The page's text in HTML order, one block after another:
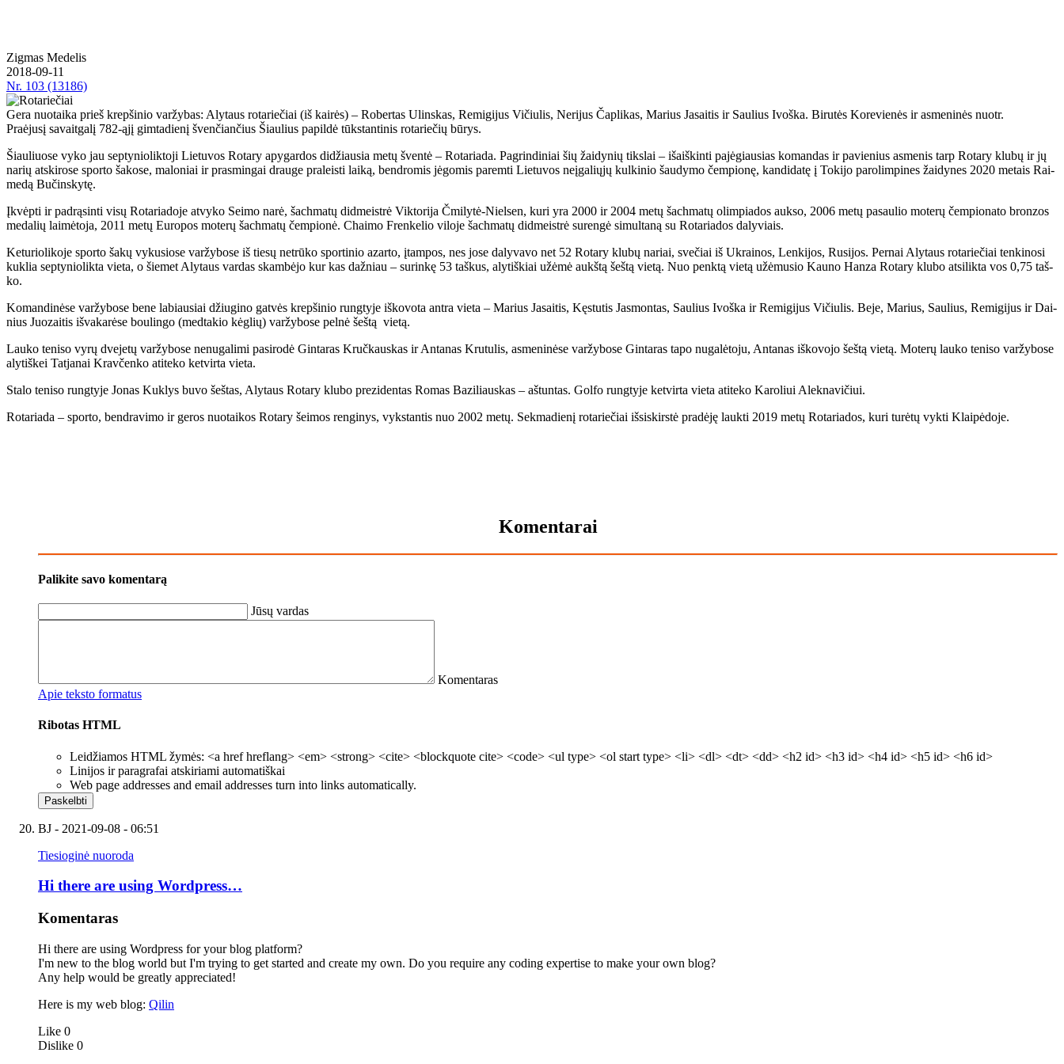
Zig­mas Me­de­lis
2018-09-11
Nr. 103 (13186)
Gera nuotaika prieš krepšinio varžybas: Alytaus rotariečiai (iš kairės) – Robertas Ulinskas, Remigijus Vičiulis, Nerijus Čaplikas, Marius Jasaitis ir Saulius Ivoška. Bi­ru­tės Ko­re­vie­nės ir as­me­ni­nės nuotr.
Pra­ėju­sį sa­vait­ga­lį 782-ąjį gim­ta­die­nį šven­čian­čius Šiau­lius pa­pil­dė tūks­tan­ti­nis ro­ta­rie­čių bū­rys.
Šiau­liuo­se vy­ko jau sep­ty­nio­lik­to­ji Lie­tu­vos Ro­ta­ry apy­gar­dos di­džiau­sia me­tų šven­tė – Ro­ta­ria­da. Pa­grin­di­niai šių žai­dy­nių tiks­lai – iš­aiš­kin­ti pa­jė­giau­sias ko­man­das ir pa­vie­nius as­me­nis tarp Ro­ta­ry klu­bų ir jų
na­rių at­ski­ro­se spor­to ša­ko­se, ma­lo­niai ir pra­smin­gai drau­ge pra­leis­ti lai­ką, ben­dro­mis jė­go­mis pa­rem­ti Lie­tu­vos ne­įga­lių­jų kul­ki­nio šau­dy­mo čem­pio­nę, kan­di­da­tę į To­ki­jo pa­ro­lim­pi­nes žai­dy­nes 2020 me­tais Rai­
me­dą Bu­čins­ky­tę.
Įkvėp­ti ir pa­drą­sin­ti vi­sų Ro­ta­ria­do­je at­vy­ko Sei­mo na­rė, šach­ma­tų did­meist­rė Vik­to­ri­ja Čmi­ly­tė-Niel­sen, ku­ri yra 2000 ir 2004 me­tų šach­ma­tų olim­pia­dos auk­so, 2006 me­tų pa­sau­lio mo­te­rų čem­pio­na­to bron­zos
me­da­lių lai­mė­to­ja, 2011 me­tų Eu­ro­pos mo­te­rų šach­ma­tų čem­pio­nė. Chai­mo Fren­ke­lio vi­lo­je šach­ma­tų did­meist­rė su­ren­gė si­mul­ta­ną su Ro­ta­ria­dos da­ly­viais.
Ke­tu­rio­li­ko­je spor­to ša­kų vy­ku­sio­se var­žy­bo­se iš tie­sų ne­trū­ko spor­ti­nio azar­to, įtam­pos, nes jo­se da­ly­va­vo net 52 Ro­ta­ry klu­bų na­riai, sve­čiai iš Uk­rai­nos, Len­ki­jos, Ru­si­jos. Per­nai Aly­taus ro­ta­rie­čiai ten­ki­no­si
kuk­lia sep­ty­nio­lik­ta vie­ta, o šie­met Aly­taus var­das skam­bė­jo kur kas daž­niau – su­rin­kę 53 taš­kus, aly­tiš­kiai už­ėmė aukš­tą šeš­tą vie­tą. Nuo penk­tą vie­tą už­ėmu­sio Kau­no Han­za Ro­ta­ry klu­bo at­si­lik­ta vos 0,75 taš­
ko.
Ko­man­di­nė­se var­žy­bo­se be­ne la­biau­siai džiu­gi­no gat­vės krep­ši­nio rung­ty­je iš­ko­vo­ta an­tra vie­ta – Ma­rius Ja­sai­tis, Kęs­tu­tis Jas­mon­tas, Sau­lius Ivoš­ka ir Re­mi­gi­jus Vi­čiu­lis. Be­je, Ma­rius, Sau­lius, Re­mi­gi­jus ir Dai­
nius Juo­zai­tis iš­va­ka­rė­se bou­lin­go (med­ta­kio kėg­lių) var­žy­bo­se pel­nė šeš­tą vie­tą.
Lau­ko te­ni­so vy­rų dve­je­tų var­žy­bo­se ne­nu­ga­li­mi pa­si­ro­dė Gin­ta­ras Kruč­kaus­kas ir An­ta­nas Kru­tu­lis, as­me­ni­nė­se var­žy­bo­se Gin­ta­ras ta­po nu­ga­lė­to­ju, An­ta­nas iš­ko­vo­jo šeš­tą vie­tą. Mo­te­rų lau­ko te­ni­so var­žy­bo­se
aly­tiš­kei Tat­ja­nai Krav­čen­ko ati­te­ko ket­vir­ta vie­ta.
Sta­lo te­ni­so rung­ty­je Jo­nas Kuk­lys bu­vo šeš­tas, Aly­taus Ro­ta­ry klu­bo pre­zi­den­tas Ro­mas Ba­zi­liaus­kas – aš­tun­tas. Gol­fo rung­ty­je ket­vir­ta vie­ta ati­te­ko Ka­ro­liui Alek­na­vi­čiui.
Ro­ta­ria­da – spor­to, ben­dra­vi­mo ir ge­ros nuo­tai­kos Ro­ta­ry šei­mos ren­gi­nys, vyks­tan­tis nuo 2002 me­tų. Sek­ma­die­nį ro­ta­rie­čiai iš­si­skirs­tė pra­dė­ję lauk­ti 2019 me­tų Ro­ta­ria­dos, ku­ri tu­rė­tų vyk­ti Klai­pė­do­je.
Komentarai
Palikite savo komentarą
Jūsų vardas
Komentaras
Apie teksto formatus
Ribotas HTML
Leidžiamos HTML žymės: <a href hreflang> <em> <strong> <cite> <blockquote cite> <code> <ul type> <ol start type> <li> <dl> <dt> <dd> <h2 id> <h3 id> <h4 id> <h5 id> <h6 id>
Linijos ir paragrafai atskiriami automatiškai
Web page addresses and email addresses turn into links automatically.
BJ - 2021-09-08 - 06:51
Tiesioginė nuoroda
Hi there are using Wordpress…
Komentaras
Hi there are using Wordpress for your blog platform?
I'm new to the blog world but I'm trying to get started and create my own. Do you require any coding expertise to make your own blog?
Any help would be greatly appreciated!
Here is my web blog: Qilin
Like 0
Dislike 0